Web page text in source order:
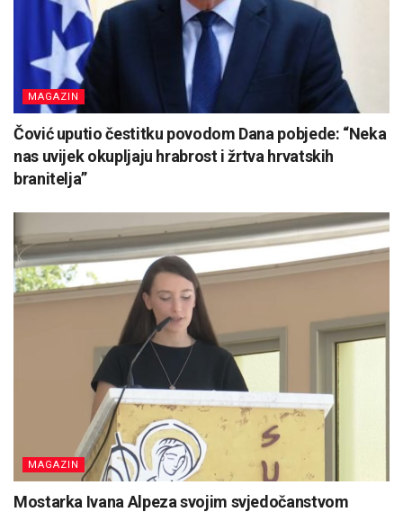
MAGAZIN
Čović uputio čestitku povodom Dana pobjede: “Neka
nas uvijek okupljaju hrabrost i žrtva hrvatskih
branitelja”
MAGAZIN
Mostarka Ivana Alpeza svojim svjedočanstvom